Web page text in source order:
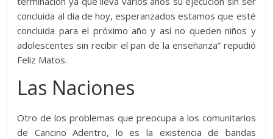
concluida al día de hoy, esperanzados estamos que esté
concluida para el próximo año y así no queden niños y
adolescentes sin recibir el pan de la enseñanza” repudió
Feliz Matos.
Las Naciones
Otro de los problemas que preocupa a los comunitarios
de Cancino Adentro, lo es la existencia de bandas